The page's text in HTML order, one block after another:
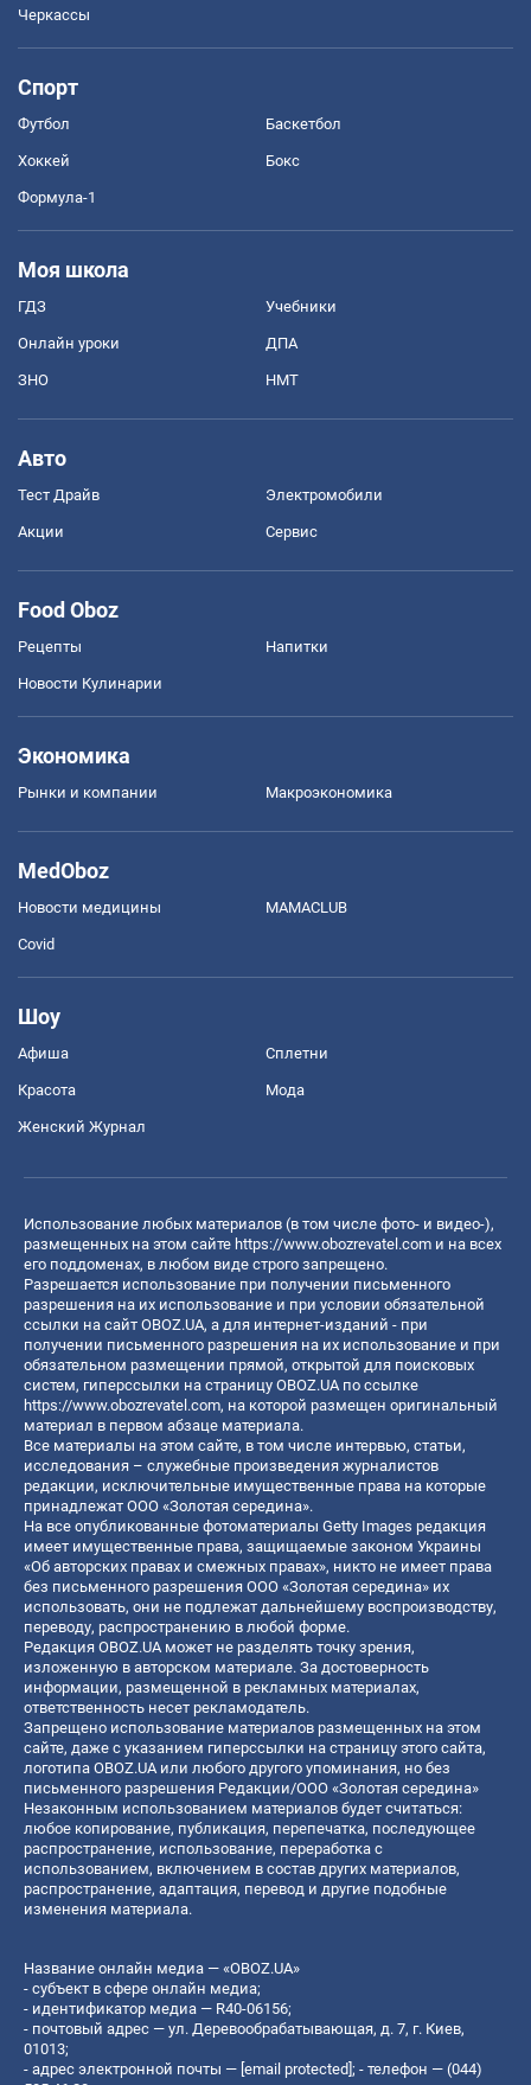
Черкассы
Спорт
Футбол Баскетбол
Хоккей Бокс
Формула-1
Моя школа
ГДЗ Учебники
Онлайн уроки ДПА
ЗНО НМТ
Авто
Тест Драйв Электромобили
Акции Сервис
Food Oboz
Рецепты Напитки
Новости Кулинарии
Экономика
Рынки и компании Mакроэкономика
MedOboz
Новости медицины MAMACLUB
Covid
Шоу
Афиша Сплетни
Красота Мода
Женский Журнал
Использование любых материалов (в том числе фото- и видео-),
размещенных на этом сайте https://www.obozrevatel.com и на всех
его поддоменах, в любом виде строго запрещено.
Разрешается использование при получении письменного
разрешения на их использование и при условии обязательной
ссылки на сайт OBOZ.UA, а для интернет-изданий - при
получении письменного разрешения на их использование и при
обязательном размещении прямой, открытой для поисковых
систем, гиперссылки на страницу OBOZ.UA по ссылке
https://www.obozrevatel.com, на которой размещен оригинальный
материал в первом абзаце материала.
Все материалы на этом сайте, в том числе интервью, статьи,
исследования – служебные произведения журналистов
редакции, исключительные имущественные права на которые
принадлежат ООО «Золотая середина».
На все опубликованные фотоматериалы Getty Images редакция
имеет имущественные права, защищаемые законом Украины
«Об авторских правах и смежных правах», никто не имеет права
без письменного разрешения ООО «Золотая середина» их
использовать, они не подлежат дальнейшему воспроизводству,
переводу, распространению в любой форме.
Редакция OBOZ.UA может не разделять точку зрения,
изложенную в авторском материале. За достоверность
информации, размещенной в рекламных материалах,
ответственность несет рекламодатель.
Запрещено использование материалов размещенных на этом
сайте, даже с указанием гиперссылки на страницу этого сайта,
логотипа OBOZ.UA или любого другого упоминания, но без
письменного разрешения Редакции/ООО «Золотая середина»
Незаконным использованием материалов будет считаться:
любое копирование, публикация, перепечатка, последующее
распространение, использование, переработка с
использованием, включением в состав других материалов,
распространение, адаптация, перевод и другие подобные
изменения материала.
Название онлайн медиа — «OBOZ.UA»
- субъект в сфере онлайн медиа;
- идентификатор медиа — R40-06156;
- почтовый адрес — ул. Деревообрабатывающая, д. 7, г. Киев,
01013;
- адрес электронной почты — [email protected]; - телефон — (044)